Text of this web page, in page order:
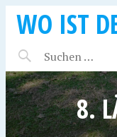
WO IST
8.